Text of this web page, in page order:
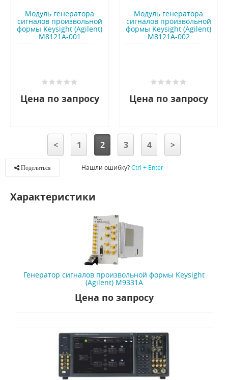
Модуль генератора
сигналов произвольной
формы Keysight (Agilent)
M8121A-001
Цена по запросу
Модуль генератора
сигналов произвольной
формы Keysight (Agilent)
M8121A-002
Цена по запросу
< 1 2 3 4 >
Поделиться Нашли ошибку?Ctrl + Enter
Характеристики
Генератор сигналов произвольной формы Keysight
(Agilent) M9331A
Цена по запросу